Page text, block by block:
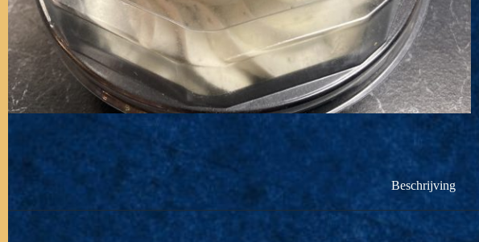
Beschrijving